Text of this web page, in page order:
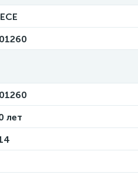
лет